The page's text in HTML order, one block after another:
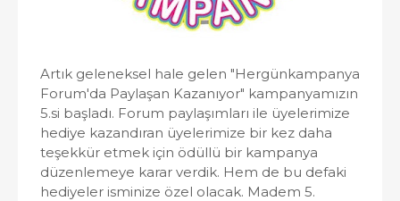
Artık geleneksel hale gelen "Hergünkampanya
Forum'da Paylaşan Kazanıyor" kampanyamızın
5.si başladı. Forum paylaşımları ile üyelerimize
hediye kazandıran üyelerimize bir kez daha
teşekkür etmek için ödüllü bir kampanya
düzenlemeye karar verdik. Hem de bu defaki
hediyeler isminize özel olacak. Madem 5.